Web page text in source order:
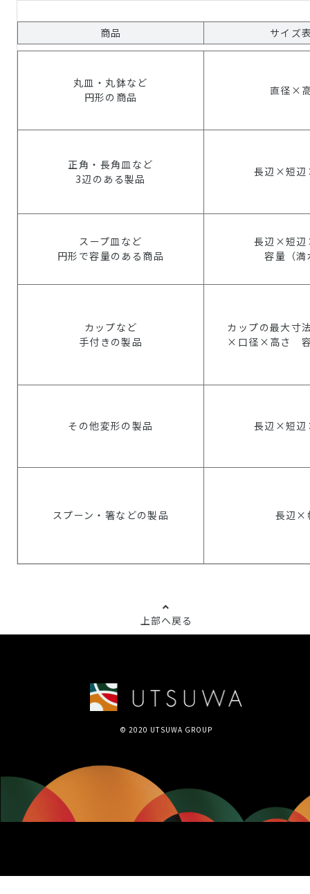
商品 サイズ
丸皿・丸鉢など
円形の商品
直径×
正角・長角皿など
3辺のある製品
長辺×短
スープ皿など
円形で容量のある商品
長辺×短
容量（満
カップなど
手付きの製品
カップの最大寸
×口径×高さ 容
その他変形の製品 長辺×短
スプーン・箸などの製品 長辺×
上部へ戻る
© 2020 UTSUWA GROUP